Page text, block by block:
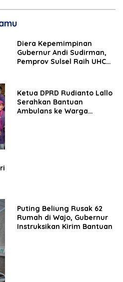
Diera Kepemimpinan
Gubernur Andi Sudirman,
Pemprov Sulsel Raih UHC
Ketua DPRD Rudianto Lallo
Serahkan Bantuan
Ambulans ke Warga
Puting Beliung Rusak 62
Rumah di Wajo, Gubernur
Instruksikan Kirim Bantuan